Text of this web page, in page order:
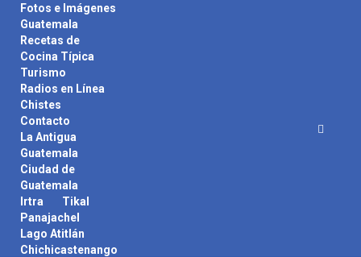
content
Fotos e Imágenes
Guatemala
Recetas de
Cocina Típica
Turismo
Radios en Línea
Chistes
Contacto
La Antigua
Guatemala
Ciudad de
Guatemala
Irtra
Tikal
Panajachel
Lago Atitlán
Chichicastenango